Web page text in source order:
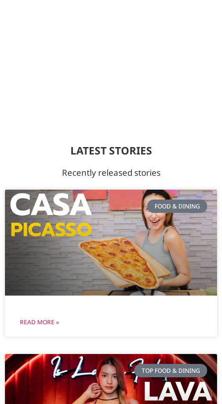
LATEST STORIES
Recently released stories
FOOD & DINING
READ MORE »
TOP FOOD & DINING